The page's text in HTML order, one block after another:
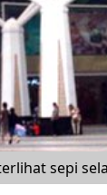
sepi